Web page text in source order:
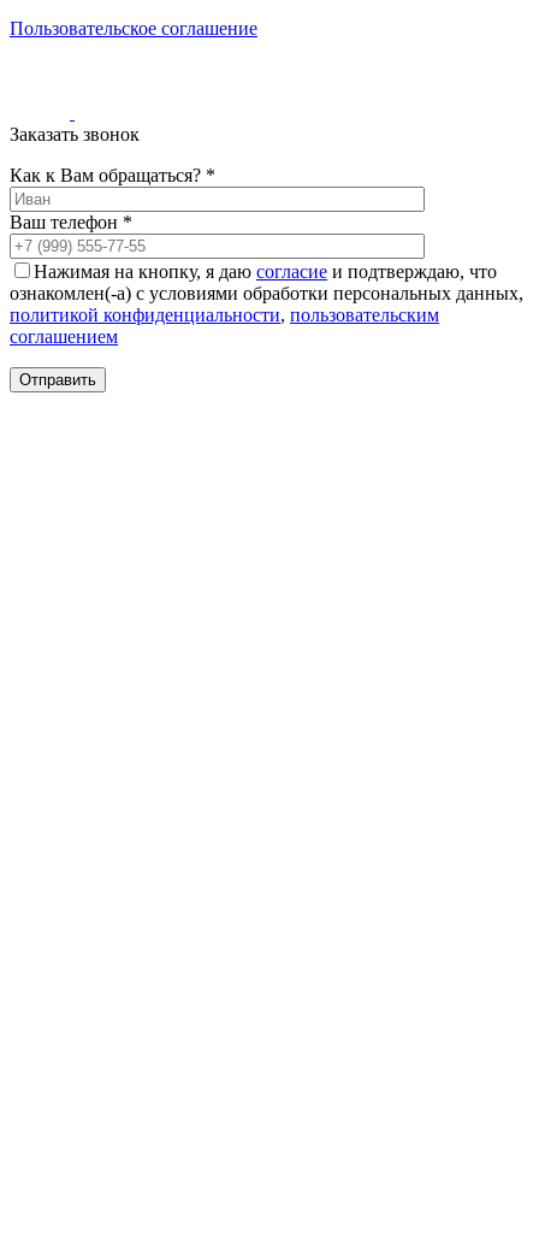
Пользовательское соглашение
Заказать звонок
Как к Вам обращаться? *
Ваш телефон *
Нажимая на кнопку, я даю согласие и подтверждаю, что
ознакомлен(-а) с условиями обработки персональных данных,
политикой конфиденциальности, пользовательским
соглашением